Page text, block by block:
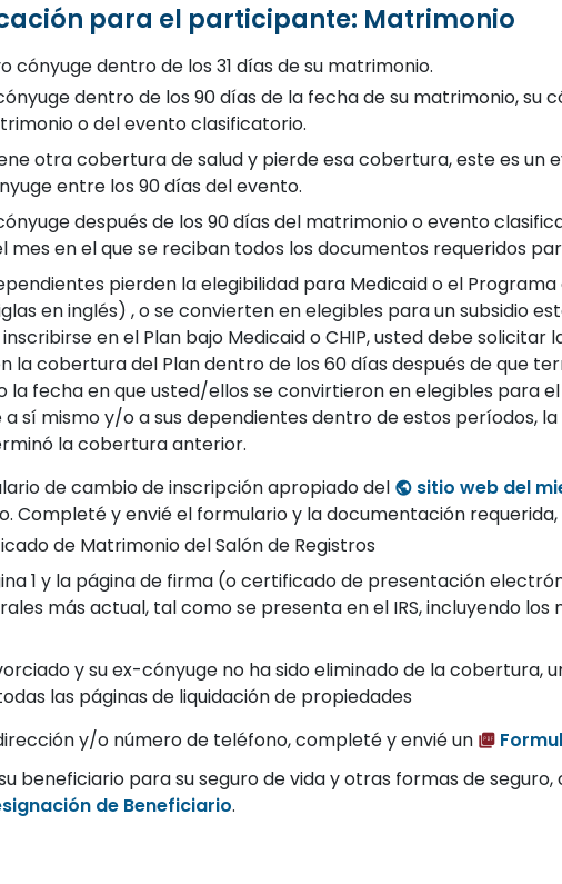
para el participante: Matrimonio
cónyuge dentro de los 31 días de su matrimonio.
dentro de los 90 días de la fecha de su matrimonio,
o del evento clasificatorio.
otra cobertura de salud y pierde esa cobertura, este es un
entre los 90 días del evento.
después de los 90 días del matrimonio o evento
mes en el que se reciban todos los documentos requeridos
pierden la elegibilidad para Medicaid o el
en inglés) , o se convierten en elegibles para un subsidio
en el Plan bajo Medicaid o CHIP, usted debe solicitar
la cobertura del Plan dentro de los 60 días después de que
la fecha en que usted/ellos se convirtieron en elegibles para el
sí mismo y/o a sus dependientes dentro de estos períodos,
la cobertura anterior.
de cambio de inscripción apropiado del
sitio web del
Completé y envié el formulario y la documentación requerida,
de Matrimonio del Salón de Registros
1 y la página de firma (o certificado de presentación
más actual, tal como se presenta en el IRS, incluyendo los
y su ex-cónyuge no ha sido eliminado de la cobertura,
las páginas de liquidación de propiedades
y/o número de teléfono, completé y envié un
beneficiario para su seguro de vida y otras formas de
de Beneficiario.